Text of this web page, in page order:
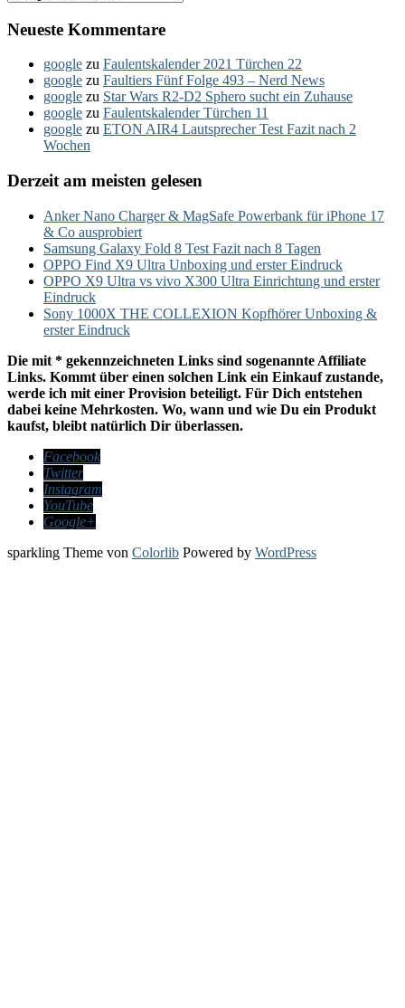
Neueste Kommentare
google zu Faulentskalender 2021 Türchen 22
google zu Faultiers Fünf Folge 493 – Nerd News
google zu Star Wars R2-D2 Sphero sucht ein Zuhause
google zu Faulentskalender Türchen 11
google zu ETON AIR4 Lautsprecher Test Fazit nach 2
Wochen
Derzeit am meisten gelesen
Anker Nano Charger & MagSafe Powerbank für iPhone 17
& Co ausprobiert
Samsung Galaxy Fold 8 Test Fazit nach 8 Tagen
OPPO Find X9 Ultra Unboxing und erster Eindruck
OPPO X9 Ultra vs vivo X300 Ultra Einrichtung und erster
Eindruck
Sony 1000X THE COLLEXION Kopfhörer Unboxing &
erster Eindruck
Die mit * gekennzeichneten Links sind sogenannte Affiliate
Links. Kommt über einen solchen Link ein Einkauf zustande,
werde ich mit einer Provision beteiligt. Für Dich entstehen
dabei keine Mehrkosten. Wo, wann und wie Du ein Produkt
kaufst, bleibt natürlich Dir überlassen.
Facebook
Twitter
Instagram
YouTube
Google+
sparkling Theme von Colorlib Powered by WordPress